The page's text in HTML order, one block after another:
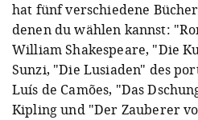
hat fünf verschiedene
denen du wählen kannst:
William Shakespeare, "Die
Sunzi, "Die Lusiaden" des
Luís de Camões, "Das
Kipling und "Der Zauberer